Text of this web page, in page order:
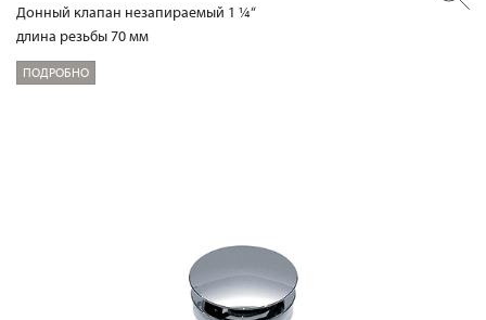
Донный клапан незапираемый 1 ¼“
длина резьбы 70 мм
ПОДРОБНО